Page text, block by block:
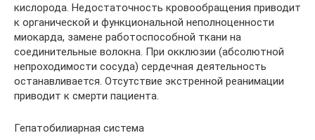
кислорода. Недостаточность кровообращения приводит
к органической и функциональной неполноценности
миокарда, замене работоспособной ткани на
соединительные волокна. При окклюзии (абсолютной
непроходимости сосуда) сердечная деятельность
останавливается. Отсутствие экстренной реанимации
приводит к смерти пациента.
Гепатобилиарная система